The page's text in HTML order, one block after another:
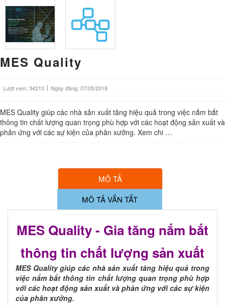
MES Quality
Lượt xem: 34210 Ngày đăng: 07/05/2018
MES Quality giúp các nhà sản xuất tăng hiệu quả trong việc nắm bắt
thông tin chất lượng quan trọng phù hợp với các hoạt động sản xuất và
phản ứng với các sự kiện của phân xưởng. Xem chi …
MÔ TẢ
MÔ TẢ VẮN TẮT
MES Quality - Gia tăng nắm bắt
thông tin chất lượng sản xuất
MES Quality giúp các nhà sản xuất tăng hiệu quả trong
việc nắm bắt thông tin chất lượng quan trọng phù hợp
với các hoạt động sản xuất và phản ứng với các sự kiện
của phân xưởng.